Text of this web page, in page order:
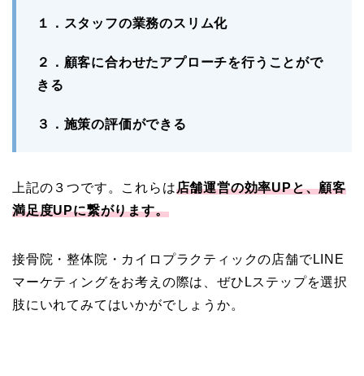
１．スタッフの業務のスリム化
２．顧客に合わせたアプローチを行うことがで
きる
３．施策の評価ができる
上記の３つです。これらは店舗運営の効率UPと、顧客
満足度UPに繋がります。
接骨院・整体院・カイロプラクティックの店舗でLINE
マーケティングをお考えの際は、ぜひLステップを選択
肢にいれてみてはいかがでしょうか。